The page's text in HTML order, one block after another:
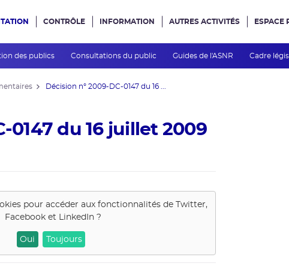
le site
des publics Consultations du public Guides de l'ASNR Cadre
CONTRÔLE INFORMATION AUTRES ACTIVITÉS ESPACE
Décision n° 2009-DC-0147 du 16 ...
0147 du 16 juillet 2009
pour accéder aux fonctionnalités de
Twitter,
Facebook et LinkedIn?
Oui Toujours